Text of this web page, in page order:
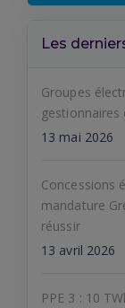
Les
Groupes
gestionnaires
13 mai 2026
Concessions
mandature
réussir
13 avril 2026
PPE 3 : 10